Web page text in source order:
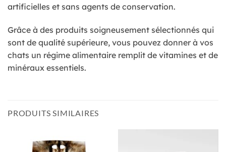
artificielles et sans agents de conservation.
Grâce à des produits soigneusement sélectionnés qui
sont de qualité supérieure, vous pouvez donner à vos
chats un régime alimentaire remplit de vitamines et de
minéraux essentiels.
PRODUITS SIMILAIRES